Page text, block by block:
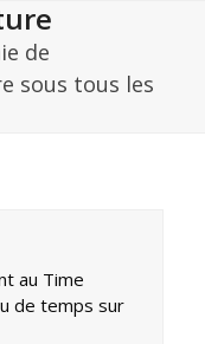
de
sous tous les
au Time
de temps sur